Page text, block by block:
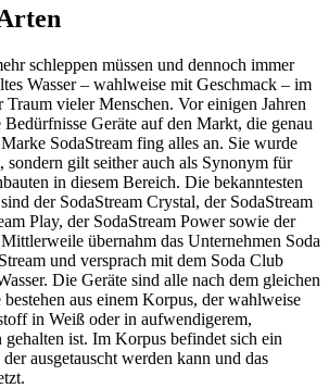
schleppen müssen und dennoch immer
Wasser – wahlweise mit Geschmack – im
Traum vieler Menschen. Vor einigen Jahren
Geräte auf den Markt, die genau
SodaStream fing alles an. Sie wurde
sondern gilt seither auch als Synonym für
in diesem Bereich. Die bekanntesten
der SodaStream Crystal, der SodaStream
Play, der SodaStream Power sowie der
übernahm das Unternehmen Soda
und versprach mit dem Soda Club
Die Geräte sind alle nach dem gleichen
aus einem Korpus, der wahlweise
in Weiß oder in aufwendigerem,
gehalten ist. Im Korpus befindet sich ein
ausgetauscht werden kann und das